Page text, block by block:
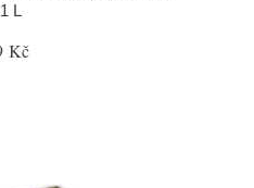
1 L
Kč